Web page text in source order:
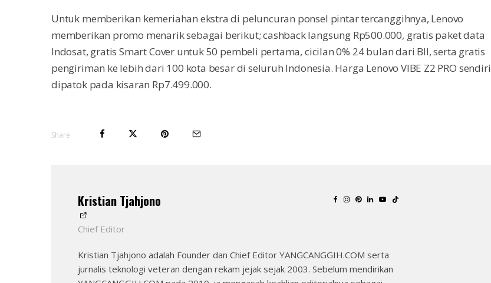
Untuk memberikan kemeriahan ekstra di peluncuran ponsel pintar tercanggihnya, Lenovo
memberikan promo menarik sebagai berikut; cashback langsung Rp500.000, gratis paket data
Indosat, gratis Smart Cover untuk 50 pembeli pertama, cicilan 0% 24 bulan dari BII, serta gratis
pengiriman ke lebih dari 100 kota besar di seluruh Indonesia. Harga Lenovo VIBE Z2 PRO sendiri
dipatok pada kisaran Rp7.499.000.
Share
Kristian Tjahjono
Chief Editor
Kristian Tjahjono adalah Founder dan Chief Editor YANGCANGGIH.COM serta
jurnalis teknologi veteran dengan rekam jejak sejak 2003. Sebelum mendirikan